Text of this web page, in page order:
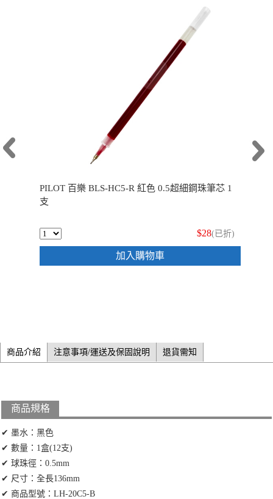
PILOT 百樂 BLS-HC5-R 紅色 0.5超細鋼珠筆芯 1
支
$28(已折)
加入購物車
商品介紹 注意事項/運送及保固說明 退貨需知
商品規格
✔ 墨水：黑色
✔ 數量：1盒(12支)
✔ 球珠徑：0.5mm
✔ 尺寸：全長136mm
✔ 商品型號：LH-20C5-B